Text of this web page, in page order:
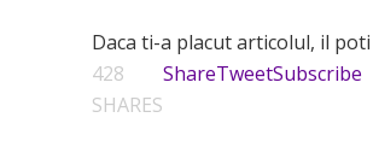
Daca ti-a placut articolul, il
428
SHARES
ShareTweetSubscribe